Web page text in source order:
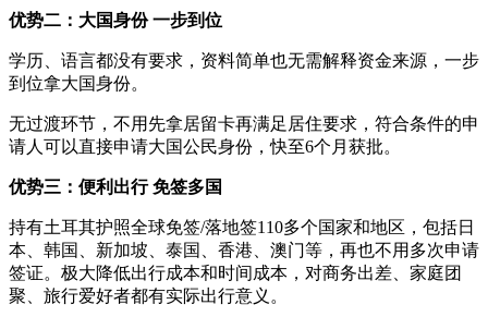
优势二：大国身份 一步到位
学历、语言都没有要求，资料简单也无需解释资金来源，一步
到位拿大国身份。
无过渡环节，不用先拿居留卡再满足居住要求，符合条件的申
请人可以直接申请大国公民身份，快至6个月获批。
优势三：便利出行 免签多国
持有土耳其护照全球免签/落地签110多个国家和地区，包括日
本、韩国、新加坡、泰国、香港、澳门等，再也不用多次申请
签证。极大降低出行成本和时间成本，对商务出差、家庭团
聚、旅行爱好者都有实际出行意义。